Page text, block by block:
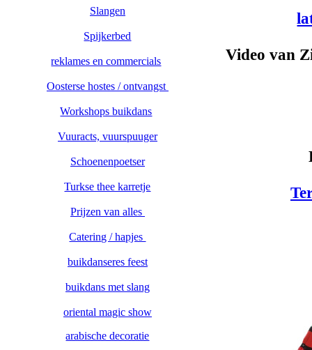
Slangen
Spijkerbed
reklames en commercials
Oosterse hostes / ontvangst
Workshops buikdans
Vuuracts, vuurspuuger
Schoenenpoetser
Turkse thee karretje
Prijzen van alles
Catering / hapjes
buikdanseres feest
buikdans met slang
oriental magic show
arabische decoratie
Video van